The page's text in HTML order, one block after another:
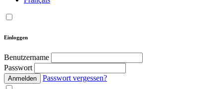
Einloggen
Benutzername
Passwort
Anmelden Passwort vergessen?